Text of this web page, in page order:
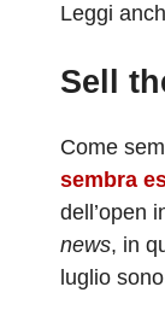
Leggi
Sell
Come
sembra
dell’open
news, in
luglio